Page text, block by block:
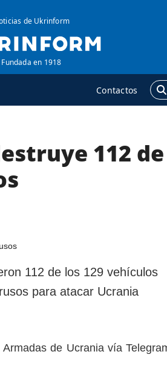
de Ukrinform
Fundada en 1918
Contactos
ADICIONAL
Podcasts
Releases
112 de
112 de los 129 vehículos
para atacar Ucrania
de Ucrania vía